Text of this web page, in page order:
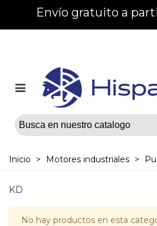
Envío gratuito a
Inicio > Motores industriales >
KD
No hay productos en esta